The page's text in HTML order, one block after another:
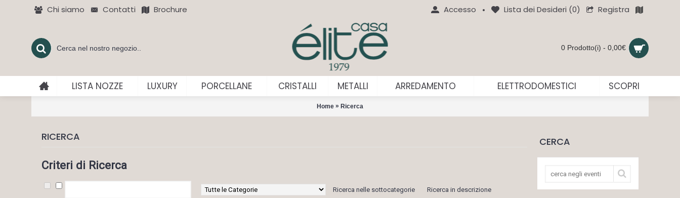
Chi siamo Contatti Brochure Accesso • Lista dei Desideri (0) Registra
0 Prodotto(i) - 0,00€
LISTA NOZZE LUXURY PORCELLANE CRISTALLI METALLI ARREDAMENTO ELETTRODOMESTICI SCOPRI
Home » Ricerca
CERCA
RICERCA
Criteri di Ricerca
Ricerca nelle sottocategorie
Ricerca in descrizione